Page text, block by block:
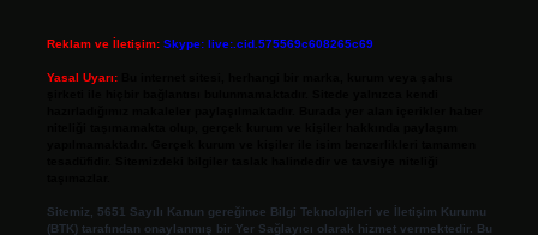
Reklam ve İletişim: Skype: live:.cid.575569c608265c69
Yasal Uyarı:
Sitemiz, 5651 Sayılı Kanun gereğince Bilgi Teknolojileri ve İletişim Kurumu
(BTK) tarafından onaylanmış bir Yer Sağlayıcı olarak hizmet vermektedir. Bu